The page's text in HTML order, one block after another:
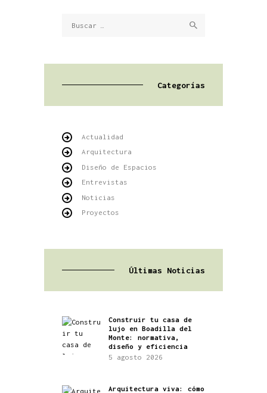
Categorías
Actualidad
Arquitectura
Diseño de Espacios
Entrevistas
Noticias
Proyectos
Últimas Noticias
Construir tu casa de
lujo en Boadilla del
Monte: normativa,
diseño y eficiencia
5 agosto 2026
Arquitectura viva: cómo